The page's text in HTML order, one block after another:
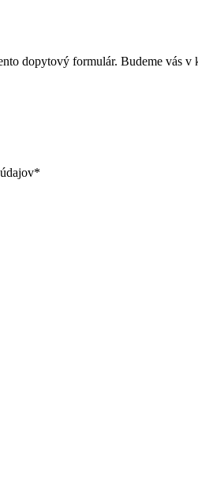
dopytový formulár. Budeme vás v